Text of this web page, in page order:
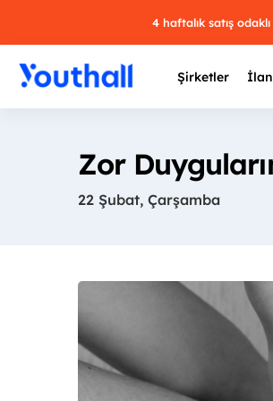
4 haftalık satış
Şirketler
Zor
22 Şubat, Çarşamba